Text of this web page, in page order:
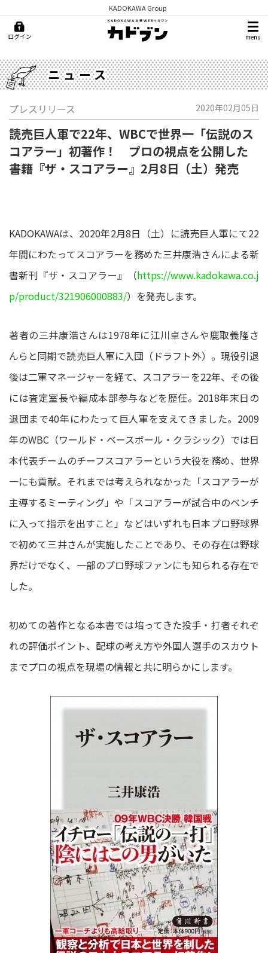
KADOKAWA Group
ログイン menu
ニュース
プレスリリース 2020年02月05日
読売巨人軍で22年、WBCで世界一「伝説のス
コアラー」初著作！ プロの視点を公開した
書籍『ザ・スコアラー』2月8日（土）発売
KADOKAWAは、2020年2月8日（土）に読売巨人軍にて22
年間にわたってスコアラーを務めた三井康浩さんによる新
書新刊『ザ・スコアラー』（https://www.kadokawa.co.j
p/product/321906000883/）を発売します。
著者の三井康浩さんは1978年に江川卓さんや鹿取義隆さ
んらと同期で読売巨人軍に入団（ドラフト外）。現役引退
後は二軍マネージャーを経て、スコアラーを22年、その後
には査定室長や編成本部参与などを歴任。2018年末日の
退団まで40年にわたって巨人軍を支えてきました。2009
年のWBC（ワールド・ベースボール・クラシック）では日
本代表チームのチーフスコアラーという大役を務め、世界
一にも貢献。それまでは考えられなかった「スコアラーが
主導するミーティング」や「スコアラーが試合中のベンチ
に入って指示を出すこと」などはいずれも日本プロ野球界
で初めて三井さんが実施したことであり、その存在は野球
界だけでなく、一部のプロ野球ファンにも知られる存在で
した。
初めての著作となる本書では培ってきた投手・打者それぞ
れの評価ポイント、配球の考え方や外国人選手のスカウト
までプロの視点を現場の情報と共に明らかにします。